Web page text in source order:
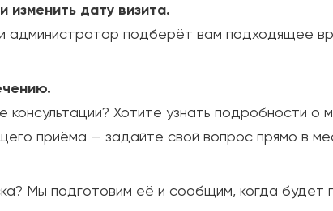
изменить дату визита.
администратор подберёт вам подходящее
консультации? Хотите узнать подробности о
приёма — задайте свой вопрос прямо в
Мы подготовим её и сообщим, когда будет